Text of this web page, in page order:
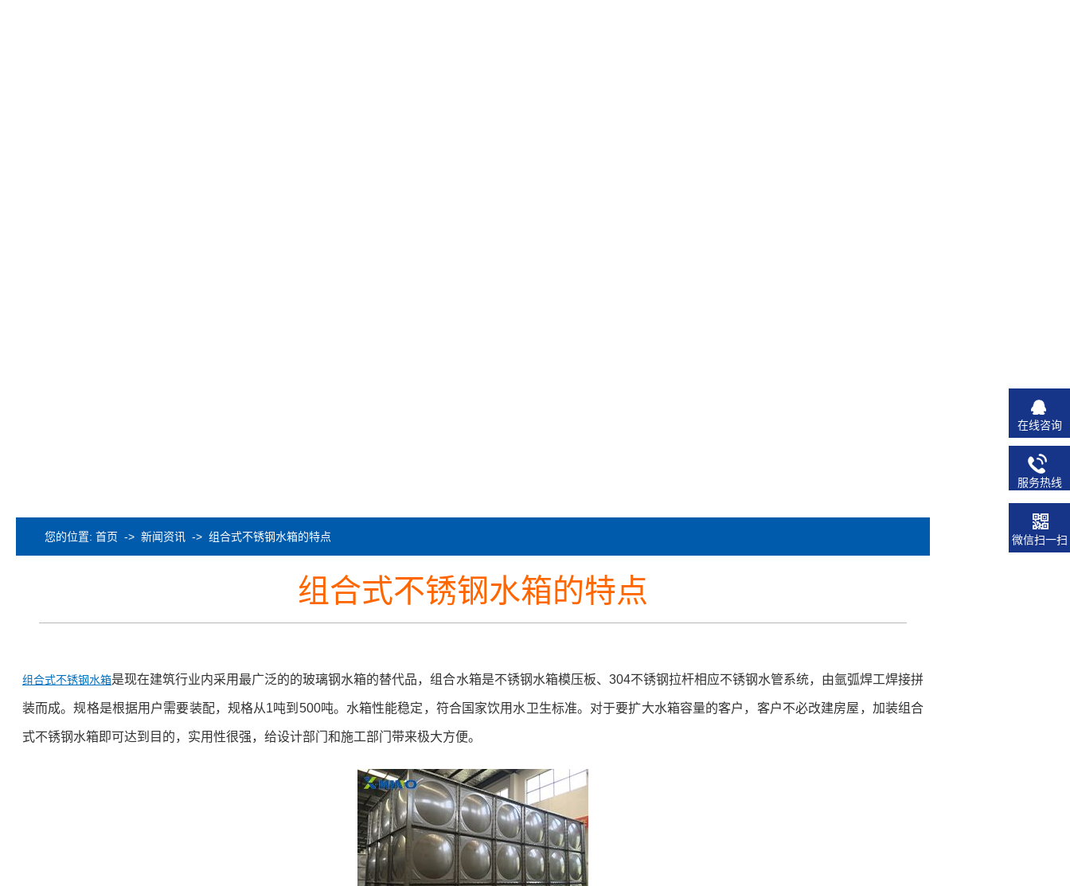
您的位置: 首页 -> 新闻资讯 -> 组合式不锈钢水箱的特点
组合式不锈钢水箱的特点
组合式不锈钢水箱是现在建筑行业内采用最广泛的的玻璃钢水箱的替代品，组合水箱是不锈钢水箱模压板、304不锈钢拉杆相应不锈钢水管系统，由氩弧焊工焊接拼
装而成。规格是根据用户需要装配，规格从1吨到500吨。水箱性能稳定，符合国家饮用水卫生标准。对于要扩大水箱容量的客户，客户不必改建房屋，加装组合
式不锈钢水箱即可达到目的，实用性很强，给设计部门和施工部门带来极大方便。
在线咨询
服务热线
微信扫一扫